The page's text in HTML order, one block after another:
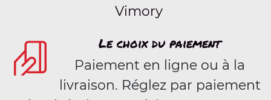
Vimory
Le choix du paiement
Paiement en ligne ou à la
livraison. Réglez par paiement